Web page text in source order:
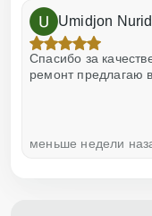
Umidjon
Спасибо за
ремонт предлагаю
меньше недели